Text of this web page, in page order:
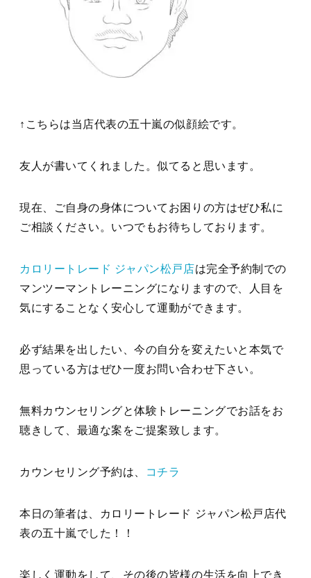
↑こちらは当店代表の五十嵐の似顔絵です。
友人が書いてくれました。似てると思います。
現在、ご自身の身体についてお困りの方はぜひ私に
ご相談ください。いつでもお待ちしております。
カロリートレード ジャパン松戸店は完全予約制での
マンツーマントレーニングになりますので、人目を
気にすることなく安心して運動ができます。
必ず結果を出したい、今の自分を変えたいと本気で
思っている方はぜひ一度お問い合わせ下さい。
無料カウンセリングと体験トレーニングでお話をお
聴きして、最適な案をご提案致します。
カウンセリング予約は、 コチラ
本日の筆者は、カロリートレード ジャパン松戸店代
表の五十嵐でした！！
楽しく運動をして、その後の皆様の生活を向上でき